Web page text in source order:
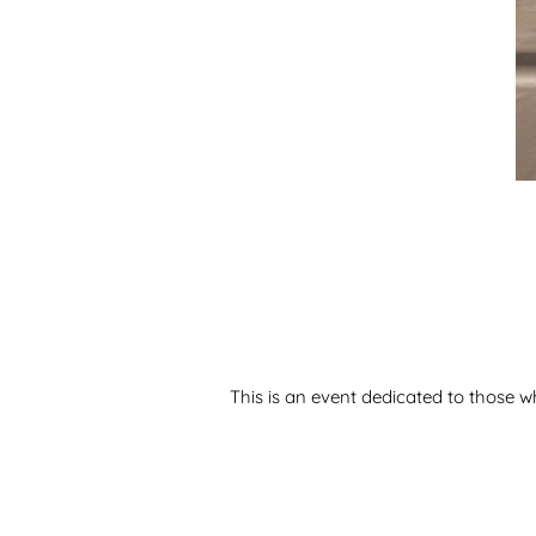
This is an event dedicated to those